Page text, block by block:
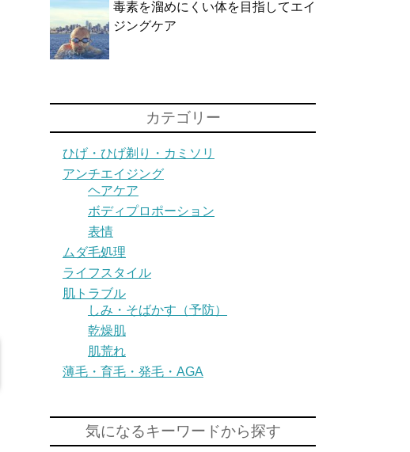
毒素を溜めにくい体を目指してエイ
ジングケア
カテゴリー
ひげ・ひげ剃り・カミソリ
アンチエイジング
ヘアケア
ボディプロポーション
表情
ムダ毛処理
ライフスタイル
肌トラブル
しみ・そばかす（予防）
乾燥肌
肌荒れ
薄毛・育毛・発毛・AGA
気になるキーワードから探す